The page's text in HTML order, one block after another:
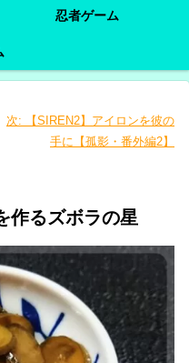
忍者ゲーム
次:
【SIREN2】アイロンを彼の
手に【孤影・番外編2】
作るズボラの星